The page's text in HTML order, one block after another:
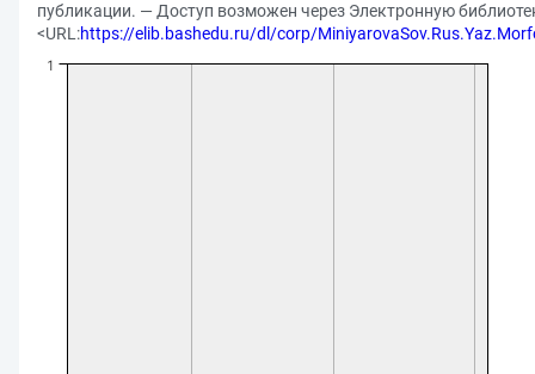
публикации. — Доступ возможен через Электронную
<URL:https://elib.bashedu.ru/dl/corp/